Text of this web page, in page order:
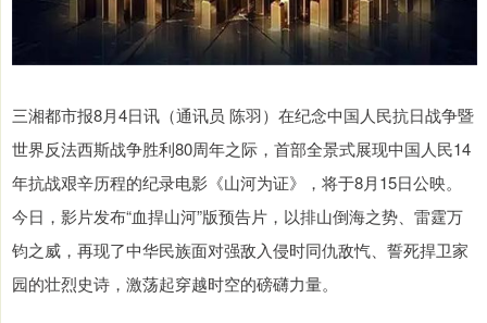
三湘都市报8月4日讯（通讯员 陈羽）在纪念中国人民抗日战争暨
世界反法西斯战争胜利80周年之际，首部全景式展现中国人民14
年抗战艰辛历程的纪录电影《山河为证》，将于8月15日公映。
今日，影片发布“血捍山河”版预告片，以排山倒海之势、雷霆万
钧之威，再现了中华民族面对强敌入侵时同仇敌忾、誓死捍卫家
园的壮烈史诗，激荡起穿越时空的磅礴力量。